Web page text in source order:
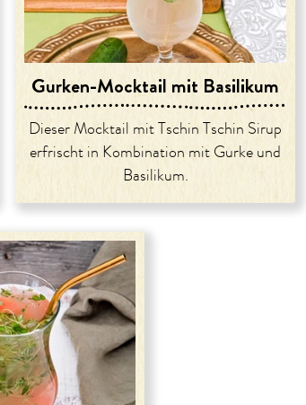
Gurken-Mocktail mit Basilikum
Dieser Mocktail mit Tschin Tschin Sirup
erfrischt in Kombination mit Gurke und
Basilikum.